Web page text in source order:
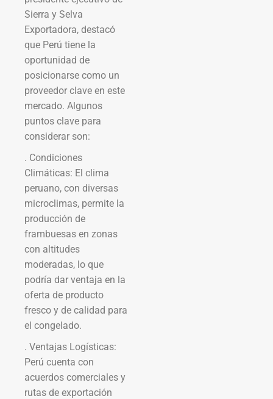
Sierra y Selva
Exportadora, destacó
que Perú tiene la
oportunidad de
posicionarse como un
proveedor clave en este
mercado. Algunos
puntos clave para
considerar son:
. Condiciones
Climáticas: El clima
peruano, con diversas
microclimas, permite la
producción de
frambuesas en zonas
con altitudes
moderadas, lo que
podría dar ventaja en la
oferta de producto
fresco y de calidad para
el congelado.
. Ventajas Logísticas:
Perú cuenta con
acuerdos comerciales y
rutas de exportación